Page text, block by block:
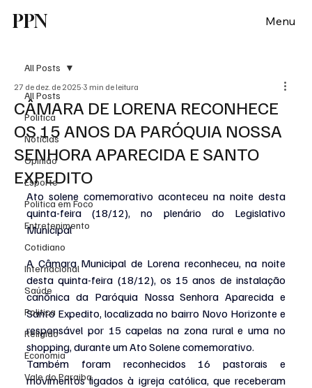
PPN Menu
All Posts
Política
Notícias
Opinião
Esporte
Politica em Foco
Entretenimento
Cotidiano
Internacional
Saúde
Politica
Religião
Economia
Vale do Paraiba
All Posts
CÂMARA DE LORENA RECONHECE
OS 15 ANOS DA PARÓQUIA NOSSA
SENHORA APARECIDA E SANTO
EXPEDITO
27 de dez. de 2025 3 min de leitura
Ato solene comemorativo aconteceu na noite desta
quinta-feira (18/12), no plenário do Legislativo
Municipal
A Câmara Municipal de Lorena reconheceu, na noite
desta quinta-feira (18/12), os 15 anos de instalação
canônica da Paróquia Nossa Senhora Aparecida e
Santo Expedito, localizada no bairro Novo Horizonte e
responsável por 15 capelas na zona rural e uma no
shopping, durante um Ato Solene comemorativo.
Também foram reconhecidos 16 pastorais e
movimentos ligados à igreja católica, que receberam